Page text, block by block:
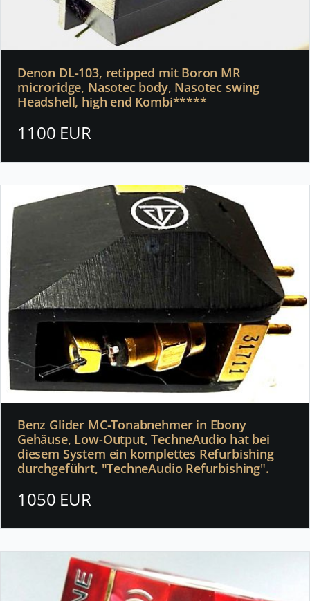
Denon DL-103, retipped mit Boron MR
microridge, Nasotec body, Nasotec swing
Headshell, high end Kombi*****
1100 EUR
Benz Glider MC-Tonabnehmer in Ebony
Gehäuse, Low-Output, TechneAudio hat bei
diesem System ein komplettes Refurbishing
durchgeführt, "TechneAudio Refurbishing".
1050 EUR